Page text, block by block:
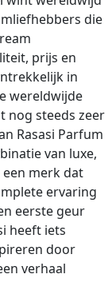
die
prijs en
in
wereldwijde
nog steeds zeer
Rasasi Parfum
van luxe,
merk dat
ervaring
eerste geur
heeft iets
door
verhaal